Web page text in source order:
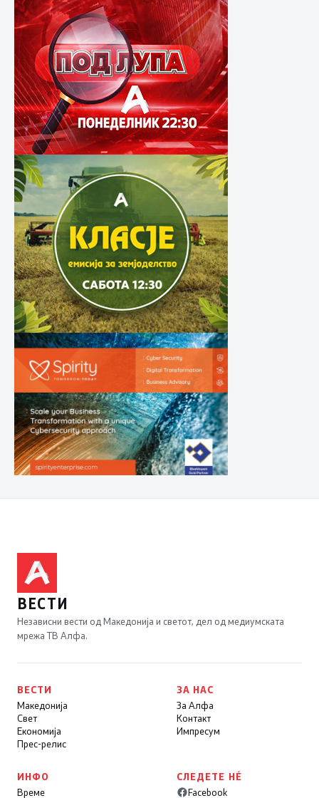
ВЕСТИ
Независни вести од Македонија и светот, дел од медиумската
мрежа ТВ Алфа.
ВЕСТИ
Македонија
Свет
Економија
Прес-релис
ЗА НАС
За Алфа
Контакт
Импресум
ИНФО
Време
СЛЕДЕТЕ НÉ
Facebook